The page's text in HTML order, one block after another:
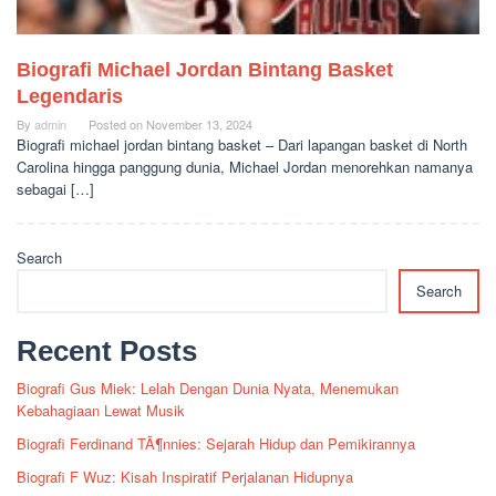
Biografi Michael Jordan Bintang Basket
Legendaris
By admin Posted on November 13, 2024
Biografi michael jordan bintang basket – Dari lapangan basket di North
Carolina hingga panggung dunia, Michael Jordan menorehkan namanya
sebagai […]
Search
Search
Recent Posts
Biografi Gus Miek: Lelah Dengan Dunia Nyata, Menemukan
Kebahagiaan Lewat Musik
Biografi Ferdinand TÃ¶nnies: Sejarah Hidup dan Pemikirannya
Biografi F Wuz: Kisah Inspiratif Perjalanan Hidupnya